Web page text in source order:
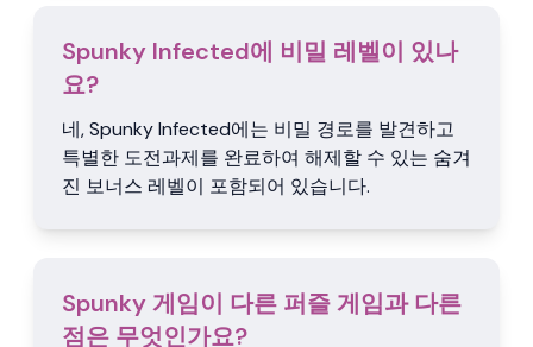
Spunky Infected에 비밀 레벨이 있나
요?
네, Spunky Infected에는 비밀 경로를 발견하고
특별한 도전과제를 완료하여 해제할 수 있는 숨겨
진 보너스 레벨이 포함되어 있습니다.
Spunky 게임이 다른 퍼즐 게임과 다른
점은 무엇인가요?